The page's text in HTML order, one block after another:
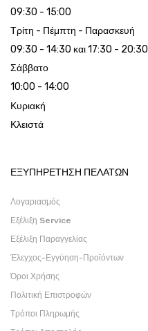
09:30 - 15:00
Τρίτη - Πέμπτη - Παρασκευή
09:30 - 14:30 και 17:30 - 20:30
Σάββατο
10:00 - 14:00
Κυριακή
Κλειστά
ΕΞΥΠΗΡΕΤΗΣΗ ΠΕΛΑΤΩΝ
Λογαριασμός
Εξέλιξη Service
Εξέλιξη Παραγγελίας
Έλεγχος-Εγγύηση-Προϊόντων
Όροι Χρήσης
Πολιτική Επιστροφών
Τρόποι Πληρωμής